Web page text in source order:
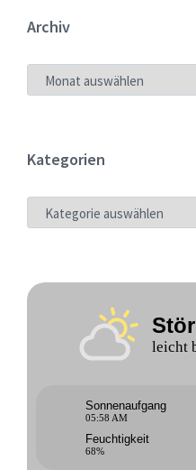
Archiv
ARCHIV
Kategorien
KATEGORIEN
leicht
Sonnenaufgang
05:58 AM
Feuchtigkeit
68%